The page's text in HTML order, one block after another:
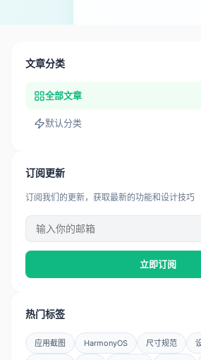
文章分类
全部文章
默认分类
订阅更新
订阅我们的更新，获取最新的功能和设计技巧
立即订阅
热门标签
应用截图 HarmonyOS 尺寸规范